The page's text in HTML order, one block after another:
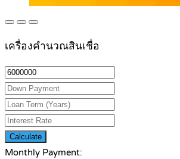
เครื่องคำนวณสินเชื่อ
Calculate
Monthly Payment: